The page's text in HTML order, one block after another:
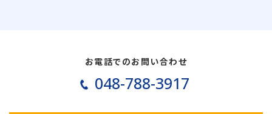
お電話でのお問い合わせ
048-788-3917